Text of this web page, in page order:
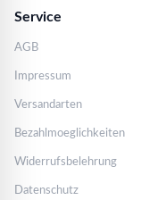
Service
AGB
Impressum
Versandarten
Bezahlmoeglichkeiten
Widerrufsbelehrung
Datenschutz